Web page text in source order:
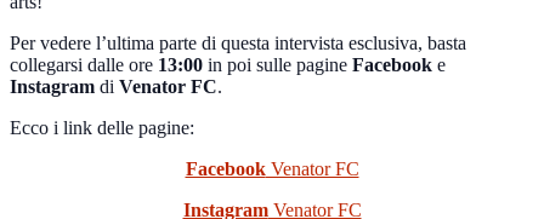
Per vedere l’ultima parte di questa intervista esclusiva, basta
collegarsi dalle ore 13:00 in poi sulle pagine Facebook e
Instagram di Venator FC.
Ecco i link delle pagine:
FacebookVenator FC
InstagramVenator FC